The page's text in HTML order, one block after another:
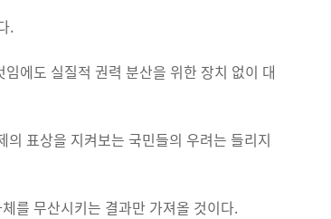
.
에도 실질적 권력 분산을 위한 장치 없이 대
표상을 지켜보는 국민들의 우려는 들리지
를 무산시키는 결과만 가져올 것이다.